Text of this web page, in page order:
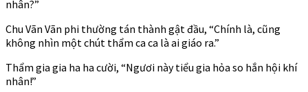
nhân?”
Chu Vãn Vãn phi thường tán thành gật đầu, “Chính là, cũng
không nhìn một chút thẩm ca ca là ai giáo ra.”
Thẩm gia gia ha ha cười, “Ngươi này tiểu gia hỏa so hắn hội khí
nhân!”